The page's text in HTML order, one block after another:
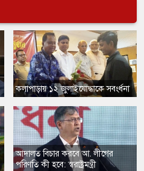
​কলাপাড়ায় ১২ জুলাইযোদ্ধাকে সবংর্ধনা
​আদালত বিচার করবে আ. লীগের
পরিণতি কী হবে: স্বরাষ্ট্রমন্ত্রী